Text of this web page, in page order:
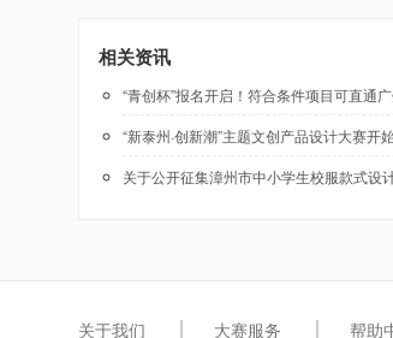
相关资讯
“青创杯”报名开启！符合条件项目可直通
“新泰州·创新潮”主题文创产品设计大赛开
关于公开征集漳州市中小学生校服款式设
关于我们 大赛服务 帮助